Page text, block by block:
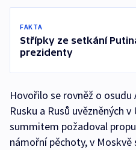
FAKTA
Střípky ze setkání
prezidenty
Hovořilo se rovněž o
Rusku a Rusů uvězněných
summitem požadoval
námořní pěchoty, v